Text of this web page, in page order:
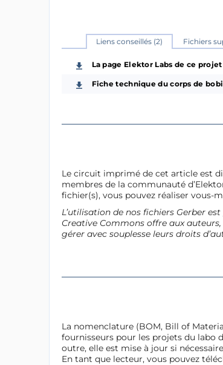
Liens conseillés (2) Fichiers
La page Elektor Labs de ce projet
Fiche technique du corps de
Le circuit imprimé de cet article est
membres de la communauté
fichier(s), vous pouvez réaliser vous-
L’utilisation de nos fichiers Gerber
Creative Commons offre aux
gérer avec souplesse leurs droits
La nomenclature (BOM, Bill of
fournisseurs pour les projets du labo
outre, elle est mise à jour si
En tant que lecteur, vous pouvez